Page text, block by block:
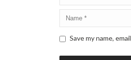
Save my name,